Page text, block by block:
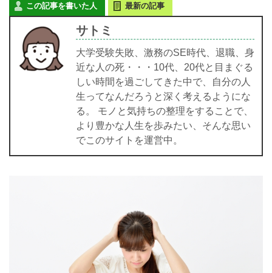
この記事を書いた人 最新の記事
サトミ
大学受験失敗、激務のSE時代、退職、身
近な人の死・・・10代、20代と目まぐる
しい時間を過ごしてきた中で、自分の人
生ってなんだろうと深く考えるようにな
る。 モノと気持ちの整理をすることで、
より豊かな人生を歩みたい、そんな思い
でこのサイトを運営中。